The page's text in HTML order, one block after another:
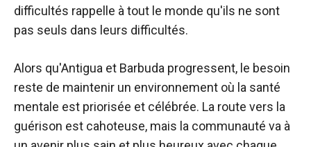
difficultés rappelle à tout le monde qu'ils ne sont
pas seuls dans leurs difficultés.
Alors qu'Antigua et Barbuda progressent, le besoin
reste de maintenir un environnement où la santé
mentale est priorisée et célébrée. La route vers la
guérison est cahoteuse, mais la communauté va à